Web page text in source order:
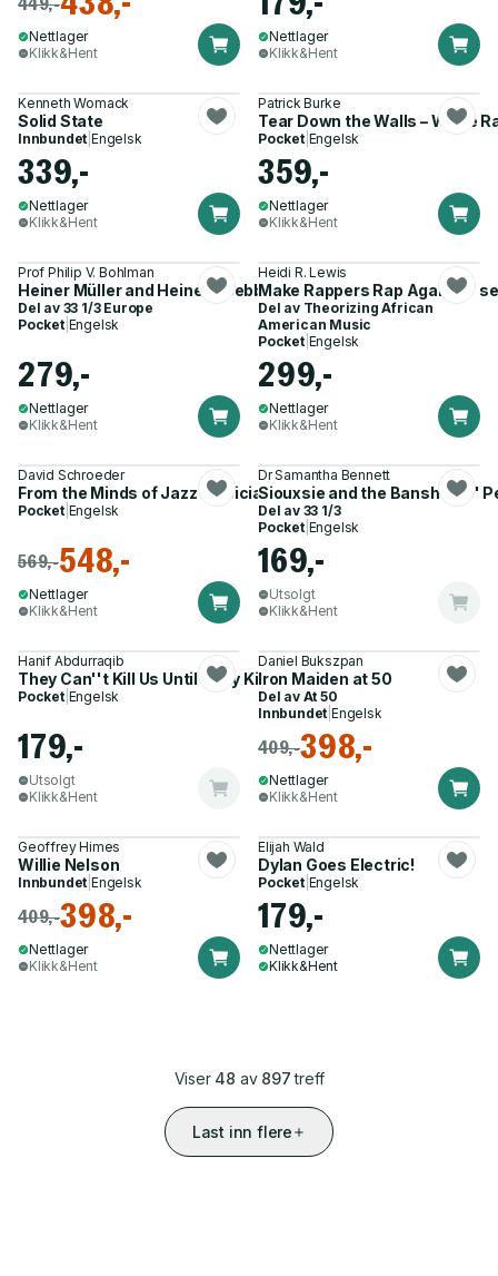
Nettlager
Klikk&Hent
Nettlager
Klikk&Hent
Kenneth Womack
Solid State
Innbundet |Engelsk
339,-
Nettlager
Klikk&Hent
Patrick Burke
Tear Down the Walls – White
Pocket| Engelsk
359,-
Nettlager
Klikk&Hent
Prof Philip V. Bohlman
Heiner Müller and Heiner Goebbels’s Wolokolamsker
Del av 33 1/3 Europe
Pocket| Engelsk
279,-
Nettlager
Klikk&Hent
Heidi R. Lewis
Make Rappers Rap Again
Del av Theorizing African
American Music
Pocket| Engelsk
299,-
Nettlager
Klikk&Hent
David Schroeder
From the Minds of Jazz Musicians, Volume II
Pocket| Engelsk
569,-548,-
Nettlager
Klikk&Hent
Dr Samantha Bennett
Siouxsie and the Banshees''
Del av 33 1/3
Pocket| Engelsk
169,-
Utsolgt
Klikk&Hent
Hanif Abdurraqib
They Can''t Kill Us Until They Kill Us
Pocket| Engelsk
179,-
Utsolgt
Klikk&Hent
Daniel Bukszpan
Iron Maiden at 50
Del av At 50
Innbundet |Engelsk
409,-398,-
Nettlager
Klikk&Hent
Geoffrey Himes
Willie Nelson
Innbundet |Engelsk
409,-398,-
Nettlager
Klikk&Hent
Elijah Wald
Dylan Goes Electric!
Pocket| Engelsk
179,-
Nettlager
Klikk&Hent
Viser 48 av 897treff
Last inn flere